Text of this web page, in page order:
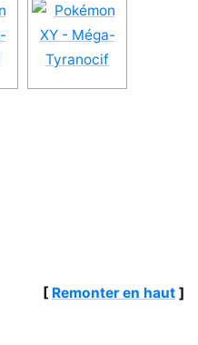
[ Remonter en haut ]